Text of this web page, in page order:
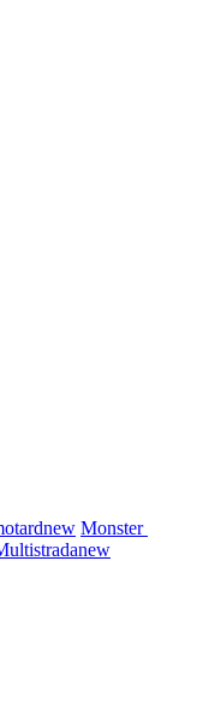
new Monster
new